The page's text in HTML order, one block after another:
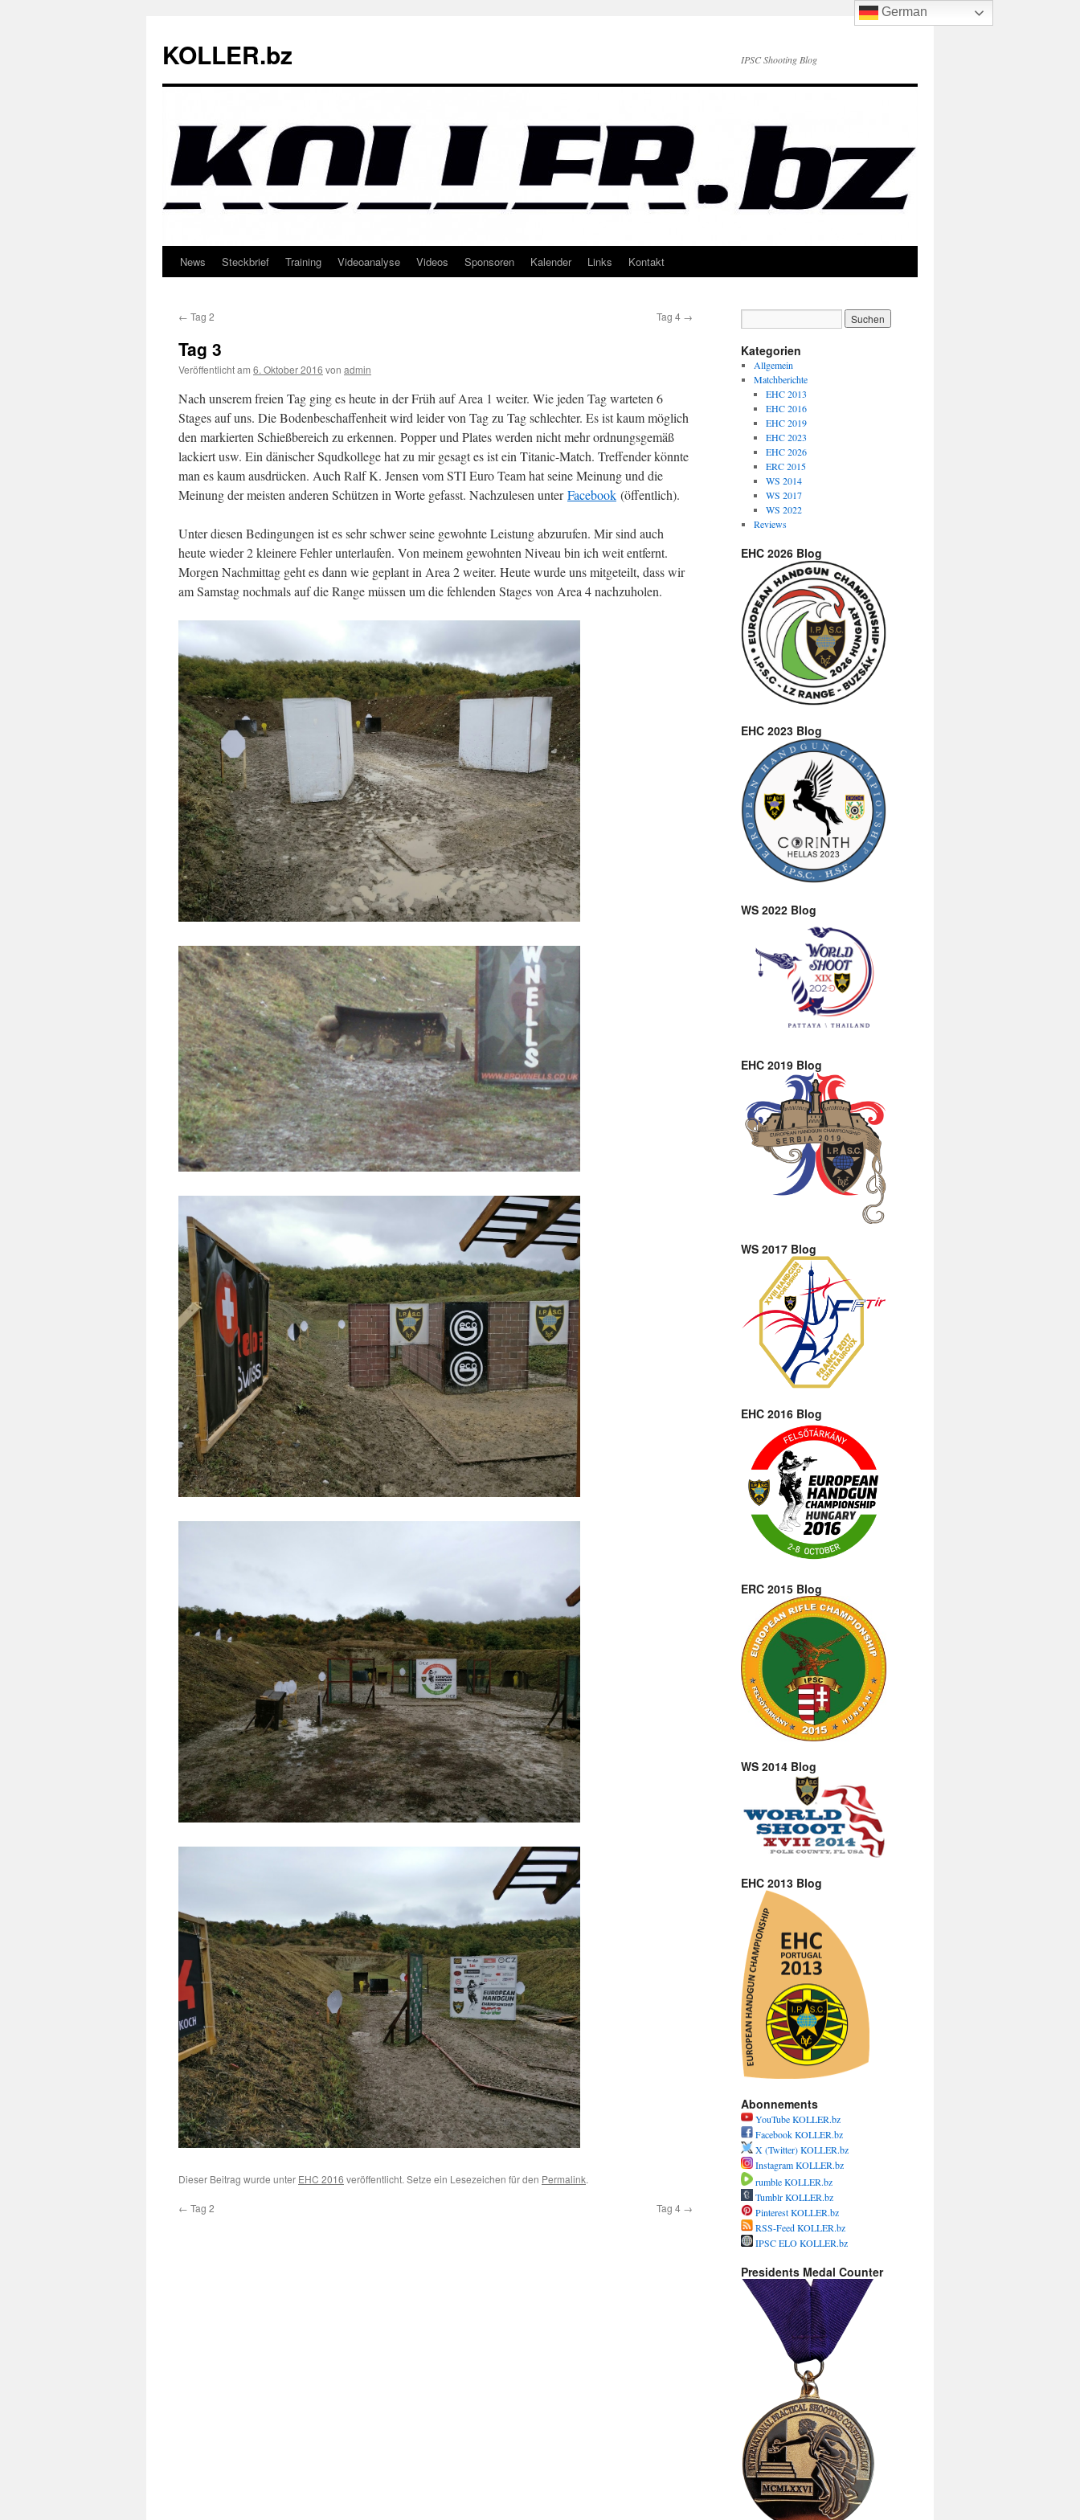
springen
KOLLER.bz IPSC Shooting Blog
News Steckbrief Training Videoanalyse Videos Sponsoren Kalender Links Kontakt
← Tag 2 Tag 4 →
Tag 3
Veröffentlicht am 6. Oktober 2016 von admin
Nach unserem freien Tag ging es heute in der Früh auf Area 1 weiter. Wie jeden Tag warteten 6
Stages auf uns. Die Bodenbeschaffenheit wird leider von Tag zu Tag schlechter. Es ist kaum möglich
den markierten Schießbereich zu erkennen. Popper und Plates werden nicht mehr ordnungsgemäß
lackiert usw. Ein dänischer Squdkollege hat zu mir gesagt es ist ein Titanic-Match. Treffender könnte
man es kaum ausdrücken. Auch Ralf K. Jensen vom STI Euro Team hat seine Meinung und die
Meinung der meisten anderen Schützen in Worte gefasst. Nachzulesen unterFacebook (öffentlich).
Unter diesen Bedingungen ist es sehr schwer seine gewohnte Leistung abzurufen. Mir sind auch
heute wieder 2 kleinere Fehler unterlaufen. Von meinem gewohnten Niveau bin ich weit entfernt.
Morgen Nachmittag geht es dann wie geplant in Area 2 weiter. Heute wurde uns mitgeteilt, dass wir
am Samstag nochmals auf die Range müssen um die fehlenden Stages von Area 4 nachzuholen.
Dieser Beitrag wurde unter EHC 2016 veröffentlicht. Setze ein Lesezeichen für den Permalink.
← Tag 2 Tag 4 →
Kategorien
Allgemein
Matchberichte
EHC 2013
EHC 2016
EHC 2019
EHC 2023
EHC 2026
ERC 2015
WS 2014
WS 2017
WS 2022
Reviews
EHC 2026 Blog
EHC 2023 Blog
WS 2022 Blog
EHC 2019 Blog
WS 2017 Blog
EHC 2016 Blog
ERC 2015 Blog
WS 2014 Blog
EHC 2013 Blog
Abonnements
YouTube KOLLER.bz
Facebook KOLLER.bz
X (Twitter) KOLLER.bz
Instagram KOLLER.bz
rumble KOLLER.bz
Tumblr KOLLER.bz
Pinterest KOLLER.bz
RSS-Feed KOLLER.bz
IPSC ELO KOLLER.bz
Presidents Medal Counter
German